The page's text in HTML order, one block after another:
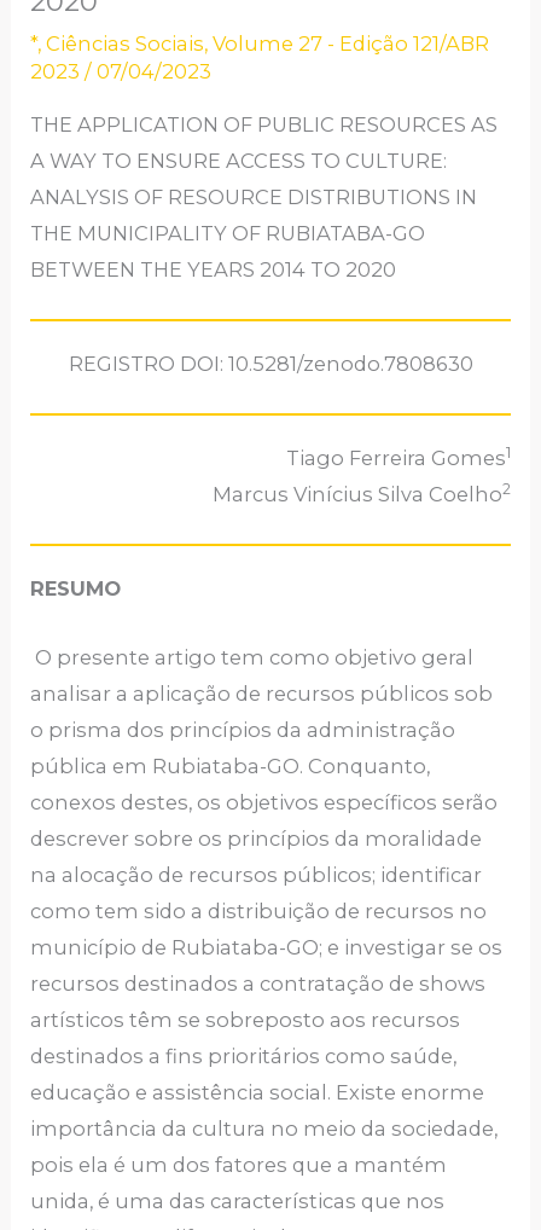
*,Ciências Sociais,Volume 27 - Edição 121/ABR
2023 /07/04/2023
THE APPLICATION OF PUBLIC RESOURCES AS
A WAY TO ENSURE ACCESS TO CULTURE:
ANALYSIS OF RESOURCE DISTRIBUTIONS IN
THE MUNICIPALITY OF RUBIATABA-GO
BETWEEN THE YEARS 2014 TO 2020
REGISTRO DOI: 10.5281/zenodo.7808630
Tiago Ferreira Gomes1
Marcus Vinícius Silva Coelho2
RESUMO
O presente artigo tem como objetivo geral
analisar a aplicação de recursos públicos sob
o prisma dos princípios da administração
pública em Rubiataba-GO. Conquanto,
conexos destes, os objetivos específicos serão
descrever sobre os princípios da moralidade
na alocação de recursos públicos; identificar
como tem sido a distribuição de recursos no
município de Rubiataba-GO; e investigar se os
recursos destinados a contratação de shows
artísticos têm se sobreposto aos recursos
destinados a fins prioritários como saúde,
educação e assistência social. Existe enorme
importância da cultura no meio da sociedade,
pois ela é um dos fatores que a mantém
unida, é uma das características que nos